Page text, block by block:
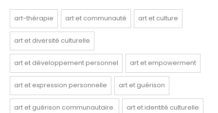
art-thérapie art et communauté art et culture
art et diversité culturelle
art et développement personnel art et empowerment
art et expression personnelle art et guérison
art et guérison communautaire. art et identité culturelle